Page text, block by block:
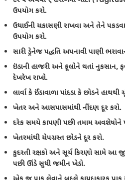
ઉપયોગ કરો.
ઉધાઈની ચકાસણી રાખવા અને તેને
ઉપયોગ કરો.
સારી ડ્રેનેજ પદ્ધતિ અપનાવી પાણી
ઇંડાની હાજરી અને ફૂલોને થતાં નુકસાન,
દેખરેખ રાખો.
લાર્વા કે ઈંડાવાળા પાંદડા કે છોડને હાથથી
ખેતર અને આસપાસમાંથી નીંદણ દૂર કરો.
દરેક સમયે કાપણી પછી તમામ અવશેષોને
ખેતરમાંથી ચેપગ્રસ્ત છોડને દૂર કરો.
કુદરતી રક્ષકો અને સૂર્ય કિરણો સામે આ
પછી ઊંડે સુધી જમીન ખેડો.